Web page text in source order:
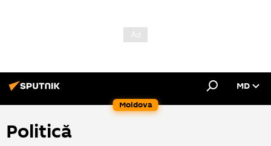
Moldova
MD
Politică